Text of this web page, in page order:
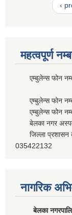
‹
महत्वपूर्ण
एम्बुलेन्स फोन
एम्बुलेन्स फोन
एम्बुलेन्स फोन
बेलका नगर
जिल्ला प्रशासन
035422132
नागरिक
बेलका